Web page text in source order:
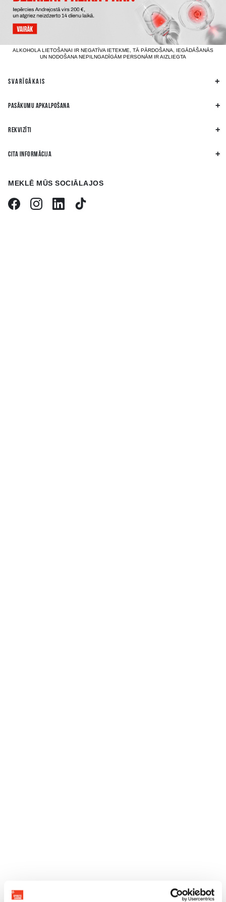
ALKOHOLA LIETOŠANAI IR NEGATĪVA IETEKME, TĀ PĀRDOŠANA, IEGĀDĀŠANĀS
UN NODOŠANA NEPILNGADĪGĀM PERSONĀM IR AIZLIEGTA
SVARĪGĀKAIS
PASĀKUMU APKALPOŠANA
REKVIZĪTI
CITA INFORMĀCIJA
MEKLĒ MŪS SOCIĀLAJOS